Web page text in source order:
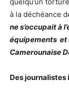
à la déchéance
ne s’occupait à
équipements et
Camerounaise
Des journalistes